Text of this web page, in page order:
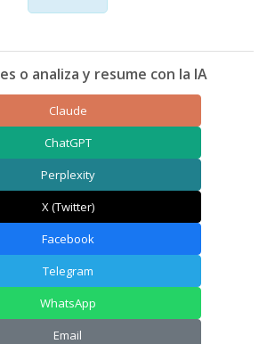
o analiza y resume con la IA
Claude
ChatGPT
Perplexity
X (Twitter)
Facebook
Telegram
WhatsApp
Email